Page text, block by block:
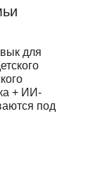
для
+ ИИ-
под